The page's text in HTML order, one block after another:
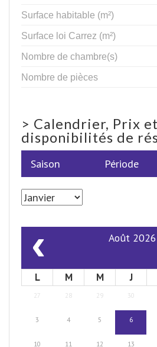
Surface habitable (m²)
Surface loi Carrez (m²)
Nombre de chambre(s)
Nombre de pièces
> Calendrier, Prix et
disponibilités de
Saison Période
‹ Août 2026
L M M J
27 28 29 30
3 4 5 6
10 11 12 13